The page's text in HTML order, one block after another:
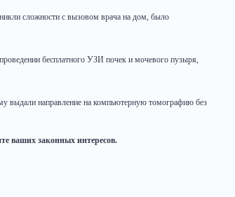
сложности с вызовом врача на дом, было
бесплатного УЗИ почек и мочевого пузыря,
выдали направление на компьютерную томографию без
ваших законных интересов.